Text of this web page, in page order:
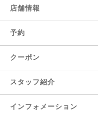
店舗情報
予約
クーポン
スタッフ紹介
インフォメーション